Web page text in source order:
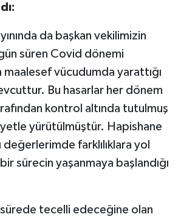
da başkan vekilimizin
süren Covid dönemi
maalesef vücudumda yarattığı
Bu hasarlar her dönem
kontrol altında tutulmuş
yürütülmüştür. Hapishane
değerlerimde farklılıklara yol
bir sürecin yaşanmaya başlandığı
sürede tecelli edeceğine olan